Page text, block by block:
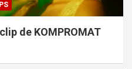
de KOMPROMAT